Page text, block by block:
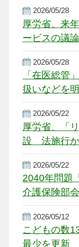
2026/05/28
厚労省、来
ービスの議
厳しい経営
2026/05/28
「在医総管
扱いなどを
2026/05/22
厚労省、「
設 法施行
2026/05/22
2040年問題
介護保険部
盤整備を促す
2026/05/12
こどもの数
最少を更新